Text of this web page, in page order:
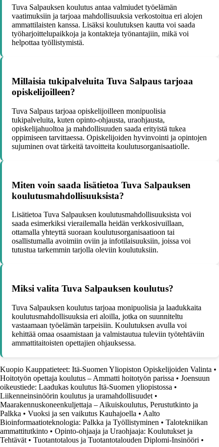
Tuva Salpauksen koulutus antaa valmiudet työelämän
vaatimuksiin ja tarjoaa mahdollisuuksia verkostoitua eri alojen
ammattilaisten kanssa. Lisäksi koulutuksen kautta voi saada
työharjoittelupaikkoja ja kontakteja työnantajiin, mikä voi
helpottaa työllistymistä.
Millaisia tukipalveluita Tuva Salpaus tarjoaa
opiskelijoilleen?
Tuva Salpaus tarjoaa opiskelijoilleen monipuolisia
tukipalveluita, kuten opinto-ohjausta, uraohjausta,
opiskelijahuoltoa ja mahdollisuuden saada erityistä tukea
oppimiseen tarvittaessa. Opiskelijoiden hyvinvointi ja opintojen
sujuminen ovat tärkeitä tavoitteita koulutusorganisaatiolle.
Miten voin saada lisätietoa Tuva Salpauksen
koulutusmahdollisuuksista?
Lisätietoa Tuva Salpauksen koulutusmahdollisuuksista voi
saada esimerkiksi vierailemalla heidän verkkosivuillaan,
ottamalla yhteyttä suoraan koulutusorganisaatioon tai
osallistumalla avoimiin oviin ja infotilaisuuksiin, joissa voi
tutustua tarkemmin tarjolla oleviin koulutuksiin.
Miksi valita Tuva Salpauksen koulutus?
Tuva Salpauksen koulutus tarjoaa monipuolisia ja laadukkaita
koulutusmahdollisuuksia eri aloilla, jotka on suunniteltu
vastaamaan työelämän tarpeisiin. Koulutuksen avulla voi
kehittää omaa osaamistaan ja valmistautua tuleviin työtehtäviin
ammattitaitoisten opettajien ohjauksessa.
Kuopio Kauppatieteet: Itä-Suomen Yliopiston Opiskelijoiden Valinta •
Hoitotyön opettaja koulutus – Ammatti hoitotyön parissa • Joensuun
oikeustiede: Laadukas koulutus Itä-Suomen yliopistossa •
Liikenneinsinöörin koulutus ja uramahdollisuudet •
Maarakennuskoneenkuljettaja – Aikuiskoulutus, Perustutkinto ja
Palkka • Vuoksi ja sen vaikutus Kauhajoella • Aalto
Bioinformaatioteknologia: Palkka ja Työllistyminen • Talotekniikan
ammattitutkinto • Opinto-ohjaaja ja Uraohjaaja: Koulutukset ja
Tehtävät • Tuotantotalous ja Tuotantotalouden Diplomi-Insinööri •